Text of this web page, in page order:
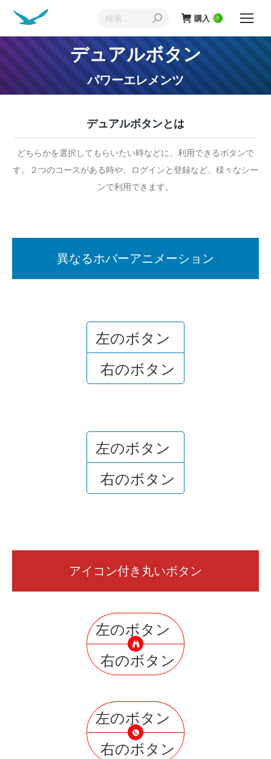
索:
購入 0
デュアルボタン
パワーエレメンツ
現在地:
デュアルボタンとは
どちらかを選択してもらいたい時などに、利用できるボタンで
す。２つのコースがある時や、ログインと登録など、様々なシー
ンで利用できます。
異なるホバーアニメーション
左のボタン
or
右のボタン
左のボタン
or
右のボタン
アイコン付き丸いボタン
左のボタン
右のボタン
左のボタン
右のボタン